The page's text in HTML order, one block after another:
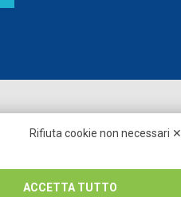
su:Rifiuta cookie non necessari ✕
ACCETTA TUTTO